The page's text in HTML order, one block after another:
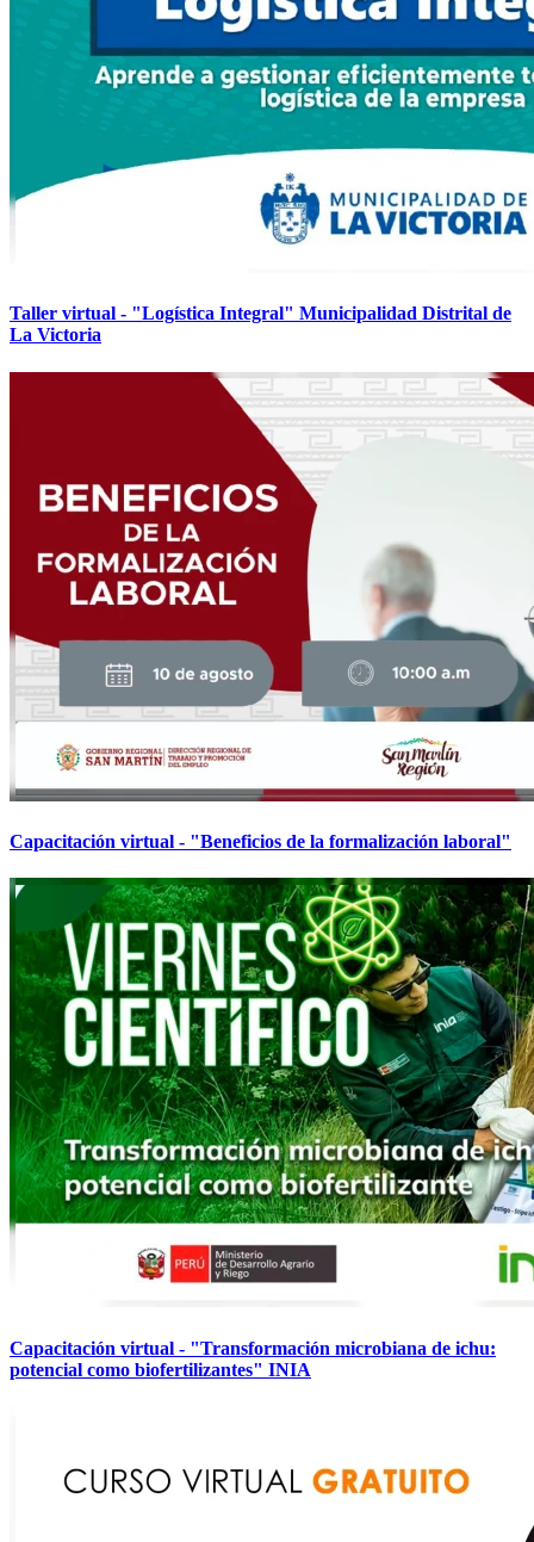
Taller virtual - "Logística Integral" Municipalidad Distrital de
La Victoria
Capacitación virtual - "Beneficios de la formalización laboral"
Capacitación virtual - "Transformación microbiana de ichu:
potencial como biofertilizantes" INIA